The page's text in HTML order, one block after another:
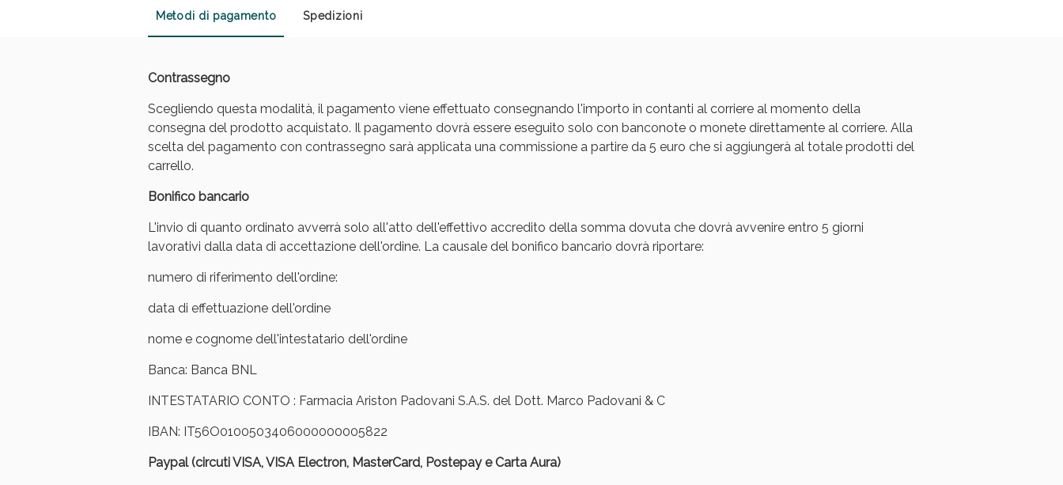
Metodi di pagamento Spedizioni
Contrassegno
Scegliendo questa modalità, il pagamento viene effettuato consegnando l'importo in contanti al corriere al momento della
consegna del prodotto acquistato. Il pagamento dovrà essere eseguito solo con banconote o monete direttamente al corriere. Alla
scelta del pagamento con contrassegno sarà applicata una commissione a partire da 5 euro che si aggiungerà al totale prodotti del
carrello.
Bonifico bancario
L'invio di quanto ordinato avverrà solo all'atto dell'effettivo accredito della somma dovuta che dovrà avvenire entro 5 giorni
lavorativi dalla data di accettazione dell'ordine. La causale del bonifico bancario dovrà riportare:
numero di riferimento dell'ordine:
data di effettuazione dell'ordine
nome e cognome dell'intestatario dell'ordine
Banca: Banca BNL
INTESTATARIO CONTO : Farmacia Ariston Padovani S.A.S. del Dott. Marco Padovani & C
IBAN: IT56O0100503406000000005822
Paypal (circuti VISA, VISA Electron, MasterCard, Postepay e Carta Aura)
Anticellulite e Fanghi: Sconto fino al 40% valido oggi!